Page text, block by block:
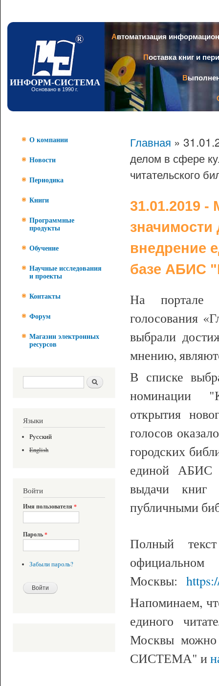
ИНФОРМ-СИСТЕМА
Основано в 1990 г.
Автоматизация
Поставка книг и
О компании
Новости
Периодика
Книги
Программные
продукты
Обучение
Научные исследования
и проекты
Контакты
Форум
Магазин электронных
ресурсов
Форма поиска Поиск
Языки
Русский
English
Войти
Имя пользователя *
Пароль*
Забыли пароль?
Главная »
делом в сфере
читательского
31.01.2019
внедрение
базе АБИС
На портале
голосования
выбрали
мнению,
В списке
номинации
открытия
голосов
городских
единой АБИС
выдачи книг
публичными
Полный
Москвы:
Напоминаем,
единого
Москвы
СИСТЕМА" и